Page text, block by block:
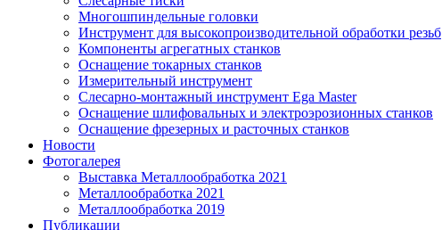
Многошпиндельные головки
Инструмент для высокопроизводительной обработки резьб
Компоненты агрегатных станков
Оснащение токарных станков
Измерительный инструмент
Слесарно-монтажный инструмент Ega Master
Оснащение шлифовальных и электроэрозионных станков
Оснащение фрезерных и расточных станков
Новости
Фотогалерея
Выставка Металлообработка 2021
Металлообработка 2021
Металлообработка 2019
Публикации